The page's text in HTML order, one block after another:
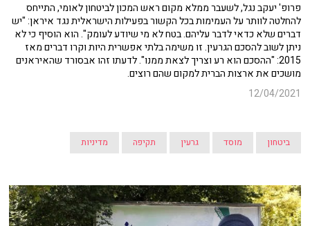
פרופ' יעקב נגל, לשעבר ממלא מקום ראש המכון לביטחון לאומי, התייחס
להחלטה לוותר על העמימות בכל הקשור בפעילות הישראלית נגד איראן: "יש
דברים שלא כדאי לדבר עליהם. בטח לא מי שיודע לעומק". הוא הוסיף כי לא
ניתן לשוב להסכם הגרעין. זו משימה בלתי אפשרית היות וקרו דברים מאז
2015: "ההסכם הוא רע וצריך לצאת ממנו". לדעתו זהו אבסורד שהאיראנים
מושכים את ארצות הברית למקום שהם רוצים.
12/04/2021
ביטחון מוסד גרעין תקיפה מדיניות